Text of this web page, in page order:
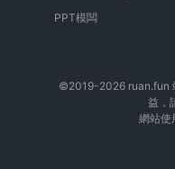
PPT模闆
©2019-2026 ruan.fun
益，
網站使